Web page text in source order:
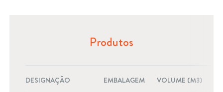
Produtos
DESIGNAÇÃO EMBALAGEM VOLUME (M3)